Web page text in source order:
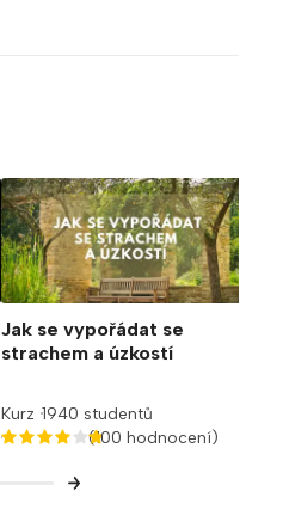
Jak se vypořádat se
strachem a úzkostí
Kurz 1940 studentů
(100 hodnocení)